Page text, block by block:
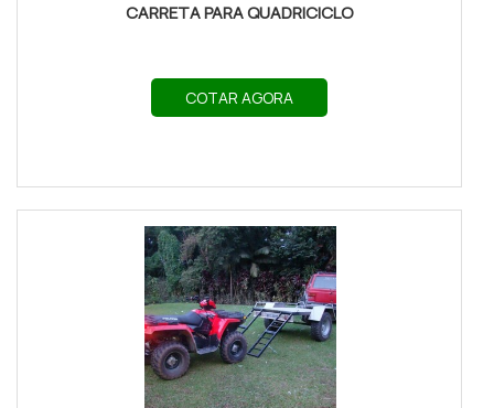
CARRETA PARA QUADRICICLO
COTAR AGORA